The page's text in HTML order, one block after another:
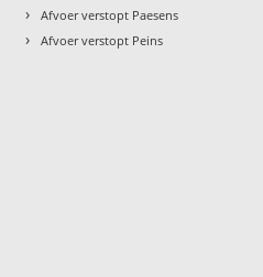
› Afvoer verstopt Paesens
› Afvoer verstopt Peins